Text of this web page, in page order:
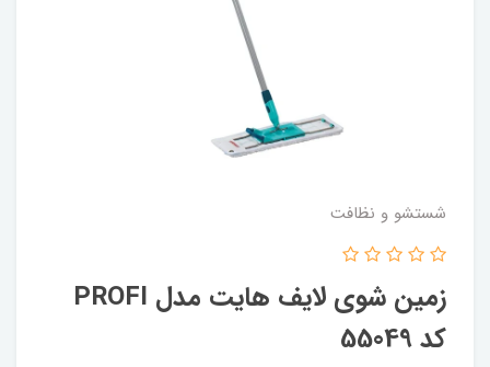
شستشو و نظافت
زمین شوی لایف هایت مدل PROFI
کد 55049